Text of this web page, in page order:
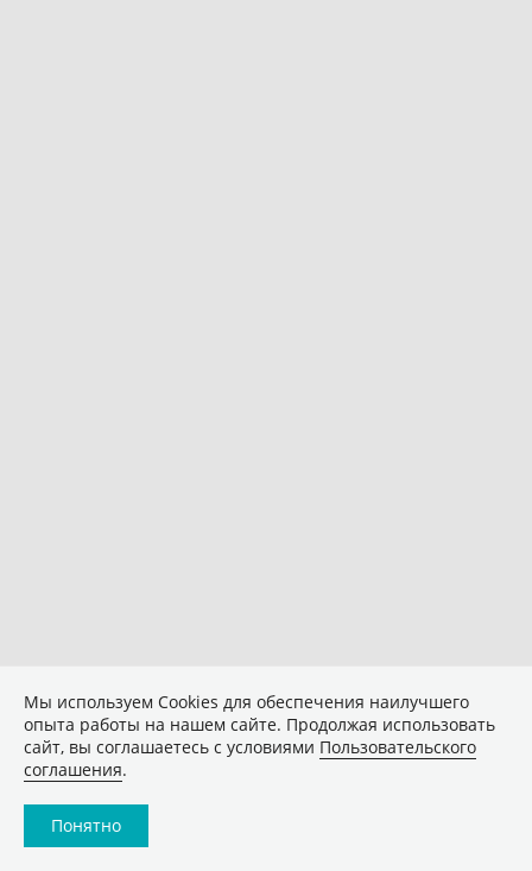
Мы используем Сookies для обеспечения наилучшего
опыта работы на нашем сайте. Продолжая использовать
сайт, вы соглашаетесь с условиями Пользовательского
соглашения.
Понятно